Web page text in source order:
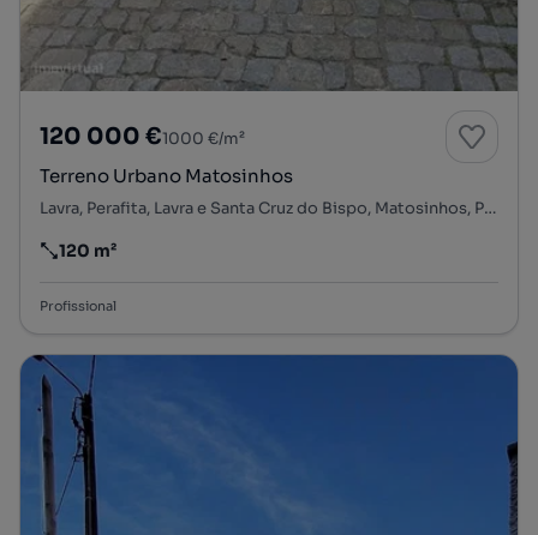
120 000 €1000 €/m²
Terreno Urbano Matosinhos
Lavra, Perafita, Lavra e Santa Cruz do Bispo, Matosinhos, Porto
Preço por metro quadrado
120 m²
Profissional